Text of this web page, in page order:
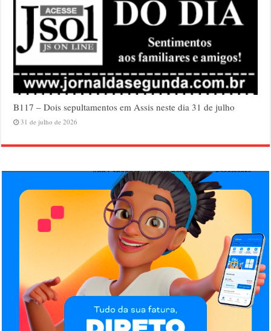
B117 – Dois sepultamentos em Assis neste dia 31 de julho
31 de julho de 2026